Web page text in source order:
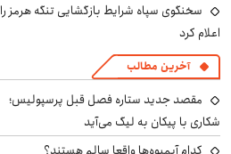
سخنگوی سپاه شرایط بازگشایی تنگه هرمز را
اعلام کرد
آخرین مطالب
مقصد جدید ستاره فصل قبل پرسپولیس؛
شکاری با پیکان به لیگ می‌آید